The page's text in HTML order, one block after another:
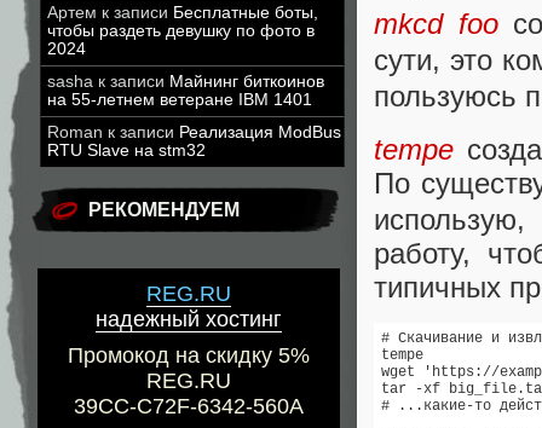
Артем к записи Бесплатные боты,
чтобы раздеть девушку по фото в
2024
sasha к записи Майнинг биткоинов
на 55-летнем ветеране IBM 1401
Roman к записи Реализация ModBus
RTU Slave на stm32
РЕКОМЕНДУЕМ
REG.RU
надежный хостинг
Промокод на скидку 5%
REG.RU
39CC-C72F-6342-560A
mkcd foo
сути, это
пользуюсь
tempe
По
работу,
типичных
# Скачивание и
tempe
wget 'https://
tar -xf
# ...какие-то